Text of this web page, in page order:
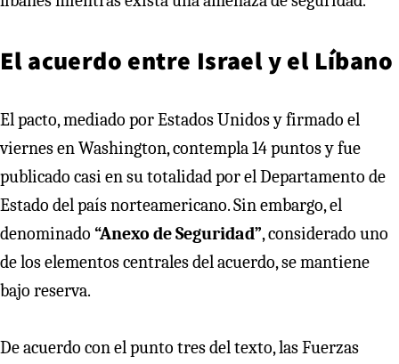
El acuerdo entre Israel y el Líbano
El pacto, mediado por Estados Unidos y firmado el
viernes en Washington, contempla 14 puntos y fue
publicado casi en su totalidad por el Departamento de
Estado del país norteamericano. Sin embargo, el
denominado “Anexo de Seguridad”, considerado uno
de los elementos centrales del acuerdo, se mantiene
bajo reserva.
De acuerdo con el punto tres del texto, las Fuerzas